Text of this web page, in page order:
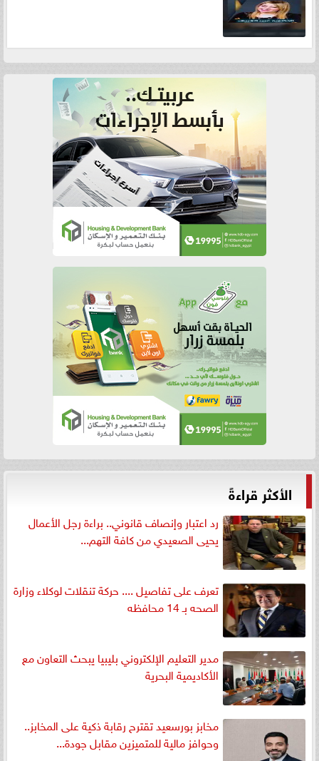
الأكثر قراءةً
رد اعتبار وإنصاف قانوني.. براءة رجل الأعمال
يحيى الصعيدي من كافة التهم...
تعرف على تفاصيل .... حركة تنقلات لوكلاء وزارة
الصحه بـ 14 محافظه
مدير التعليم الإلكتروني بليبيا يبحث التعاون مع
الأكاديمية البحرية
مخابز بورسعيد تقترح رقابة ذكية على المخابز..
وحوافز مالية للمتميزين مقابل جودة...